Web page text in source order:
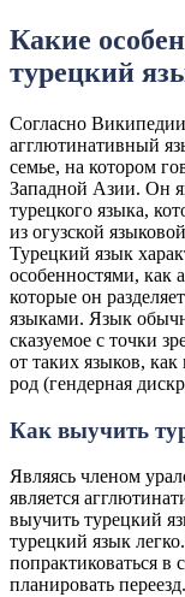
Какие
турецкий
Согласно
агглютинативный
семье, на котором
Западной Азии. Он
турецкого языка,
из огузской
Турецкий язык
особенностями, как
которые он
языками. Язык
сказуемое с точки
от таких языков,
род (гендерная
Как выучить
Являясь членом
является
выучить турецкий
турецкий язык
попрактиковаться в
планировать переезд.